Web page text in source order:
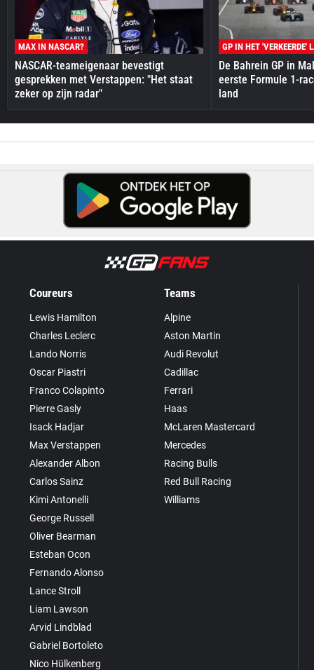
MAX IN NASCAR?
NASCAR-teameigenaar bevestigt
gesprekken met Verstappen: "Het staat
zeker op zijn radar"
GP IN HET 'VERKEERDE'
De Bahrein GP in
eerste Formule 1-
land
Coureurs
Lewis Hamilton
Charles Leclerc
Lando Norris
Oscar Piastri
Franco Colapinto
Pierre Gasly
Isack Hadjar
Max Verstappen
Alexander Albon
Carlos Sainz
Kimi Antonelli
George Russell
Oliver Bearman
Esteban Ocon
Fernando Alonso
Lance Stroll
Liam Lawson
Arvid Lindblad
Gabriel Bortoleto
Nico Hülkenberg
Teams
Alpine
Aston Martin
Audi Revolut
Cadillac
Ferrari
Haas
McLaren Mastercard
Mercedes
Racing Bulls
Red Bull Racing
Williams